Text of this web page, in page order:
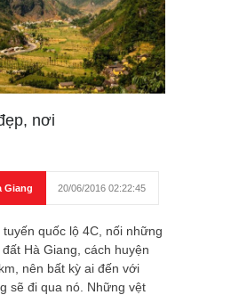
nơi
Giang 20/06/2016 02:22:45
quốc lộ 4C, nối những
Hà Giang, cách huyện
nên bất kỳ ai đến với
sẽ đi qua nó. Những vệt